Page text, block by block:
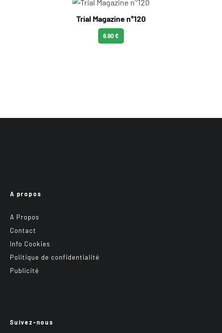
Trial Magazine n°120
6.90 €
A propos
A Propos
Contact
Info Cookies
Politique de confidentialité
Publicité
Suivez-nous